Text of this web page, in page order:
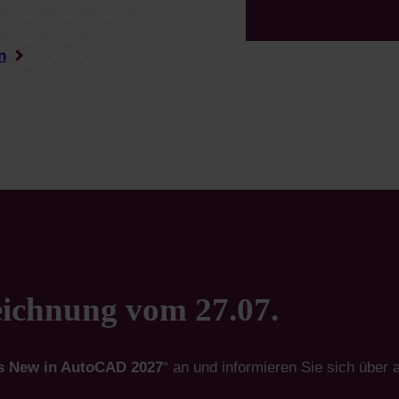
vom 27.07.
New in AutoCAD 2027“ an und informieren Sie sich über